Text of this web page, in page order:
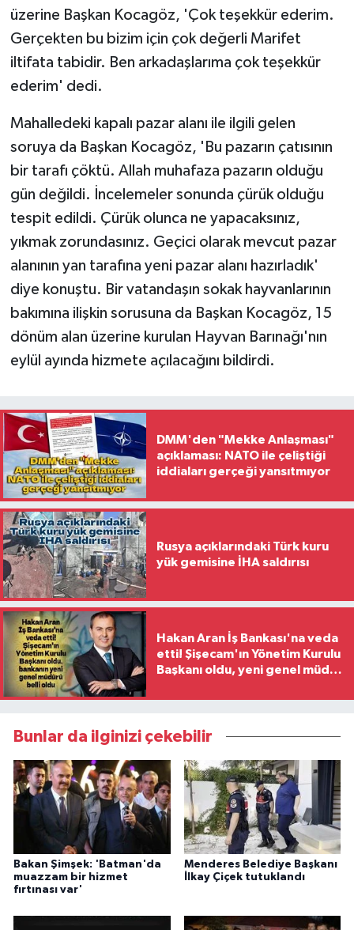
üzerine Başkan Kocagöz, 'Çok teşekkür ederim.
Gerçekten bu bizim için çok değerli Marifet
iltifata tabidir. Ben arkadaşlarıma çok teşekkür
ederim' dedi.
Mahalledeki kapalı pazar alanı ile ilgili gelen
soruya da Başkan Kocagöz, 'Bu pazarın çatısının
bir tarafı çöktü. Allah muhafaza pazarın olduğu
gün değildi. İncelemeler sonunda çürük olduğu
tespit edildi. Çürük olunca ne yapacaksınız,
yıkmak zorundasınız. Geçici olarak mevcut pazar
alanının yan tarafına yeni pazar alanı hazırladık'
diye konuştu. Bir vatandaşın sokak hayvanlarının
bakımına ilişkin sorusuna da Başkan Kocagöz, 15
dönüm alan üzerine kurulan Hayvan Barınağı'nın
eylül ayında hizmete açılacağını bildirdi.
DMM'den "Mekke Anlaşması"
açıklaması: NATO ile çeliştiği
iddiaları gerçeği yansıtmıyor
Rusya açıklarındaki Türk kuru
yük gemisine İHA saldırısı
Hakan Aran İş Bankası'na veda
etti! Şişecam'ın Yönetim Kurulu
Başkanı oldu, yeni genel müdür
Bunlar da ilginizi çekebilir
Bakan Şimşek: 'Batman'da
muazzam bir hizmet
fırtınası var'
Menderes Belediye Başkanı
İlkay Çiçek tutuklandı